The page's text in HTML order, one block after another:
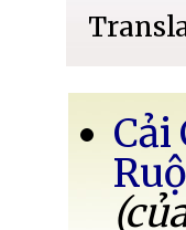
Cải